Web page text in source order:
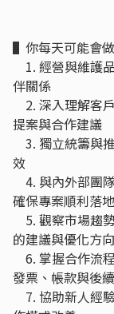
▌你每天可能會
1. 經營與維護
伴關係
2. 深入理解客
提案與合作建議
3. 獨立統籌與
效
4. 與內外部團
確保專案順利落地
5. 觀察市場趨
的建議與優化方向
6. 掌握合作流
發票、帳款與後
7. 協助新人經